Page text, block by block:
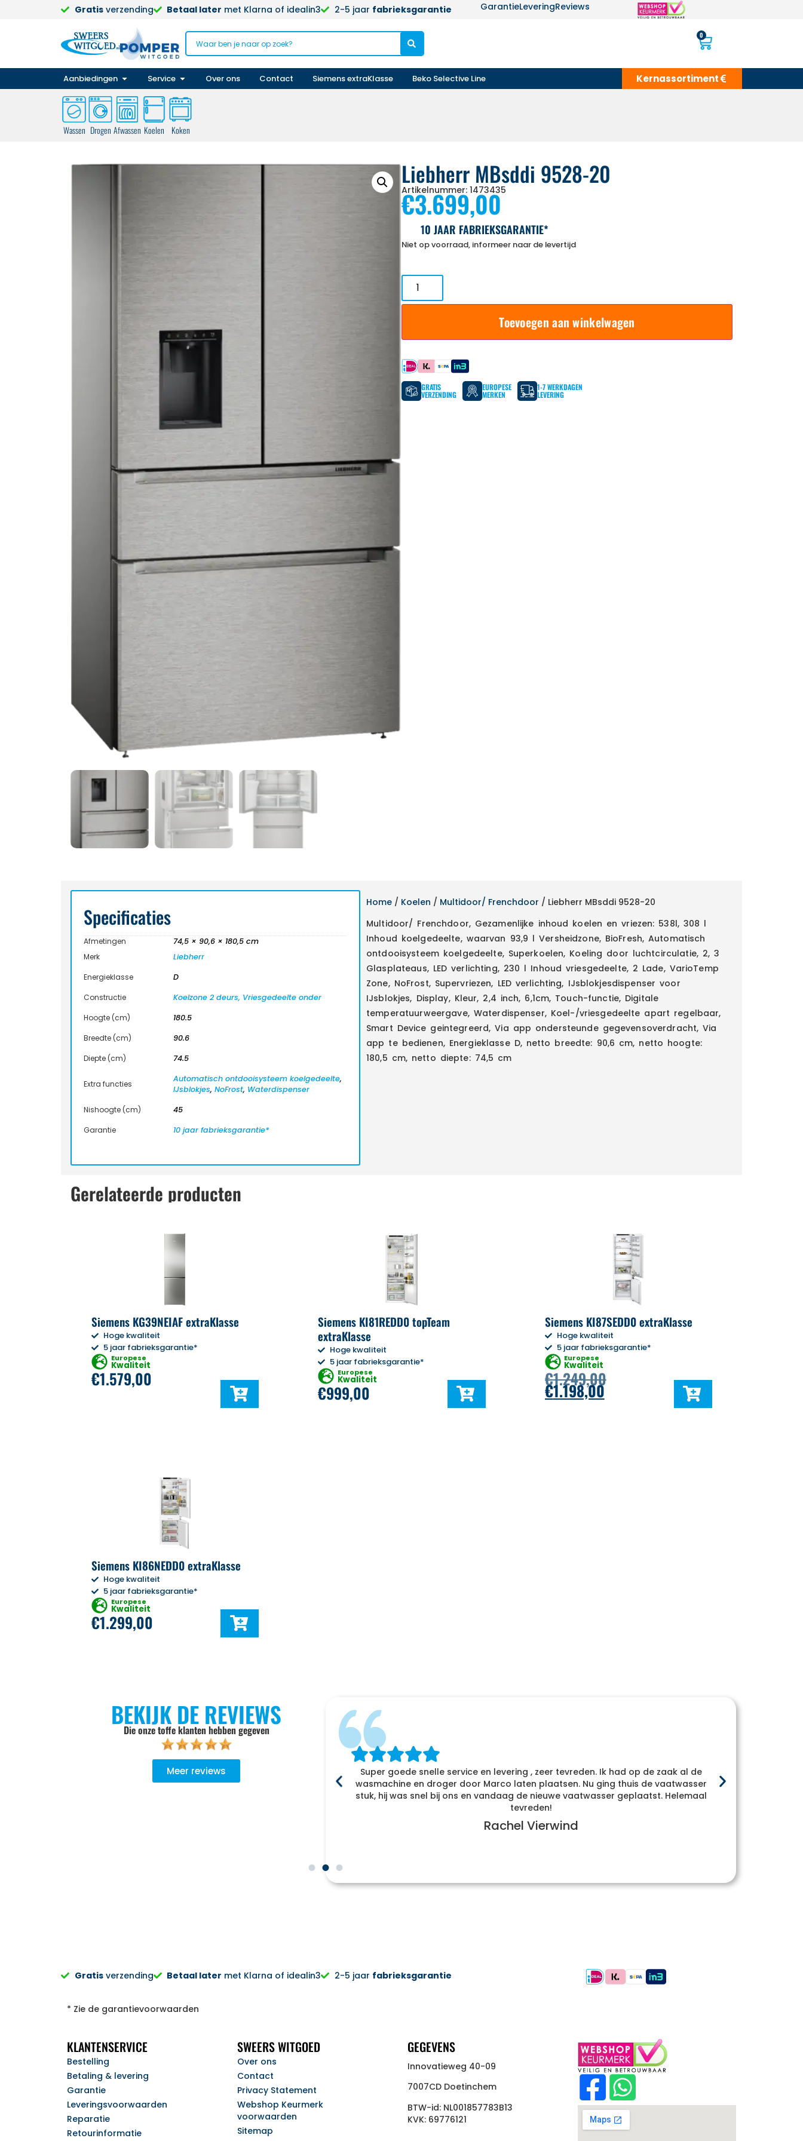
Gratisverzending Betaal later met Klarna of idealin3 2-5 jaar fabrieksgarantie GarantieLeveringReviews
0
Aanbiedingen Service Over ons Contact Siemens extraKlasse Beko Selective Line Kernassortiment
Wassen Drogen Afwassen Koelen Koken
Liebherr MBsddi 9528-20
Artikelnummer: 1473435
€3.699,00
10 JAAR FABRIEKSGARANTIE*
Niet op voorraad, informeer naar de levertijd
Toevoegen aan winkelwagen
Betaal met
GRATIS
VERZENDING
EUROPESE
MERKEN
1-7 WERKDAGEN
LEVERING
Specificaties
Afmetingen
74,5 × 90,6 × 180,5 cm
Merk
Liebherr
Energieklasse
D
Constructie
Koelzone 2 deurs, Vriesgedeelte onder
Hoogte (cm)
180.5
Breedte (cm)
90.6
Diepte (cm)
74.5
Extra functies
Automatisch ontdooisysteem koelgedeelte,
IJsblokjes, NoFrost, Waterdispenser
Nishoogte (cm)
45
Garantie
10 jaar fabrieksgarantie*
Home / Koelen / Multidoor/ Frenchdoor / Liebherr MBsddi 9528-20
Multidoor/ Frenchdoor, Gezamenlijke inhoud koelen en vriezen: 538l, 308 l
Inhoud koelgedeelte, waarvan 93,9 l Versheidzone, BioFresh, Automatisch
ontdooisysteem koelgedeelte, Superkoelen, Koeling door luchtcirculatie, 2, 3
Glasplateaus, LED verlichting, 230 l Inhoud vriesgedeelte, 2 Lade, VarioTemp
Zone, NoFrost, Supervriezen, LED verlichting, IJsblokjesdispenser voor
IJsblokjes, Display, Kleur, 2,4 inch, 6,1cm, Touch-functie, Digitale
temperatuurweergave, Waterdispenser, Koel-/vriesgedeelte apart regelbaar,
Smart Device geintegreerd, Via app ondersteunde gegevensoverdracht, Via
app te bedienen, Energieklasse D, netto breedte: 90,6 cm, netto hoogte:
180,5 cm, netto diepte: 74,5 cm
Gerelateerde producten
Siemens KG39NEIAF extraKlasse
Hoge kwaliteit
5 jaar fabrieksgarantie*
Europese
Kwaliteit
€1.579,00
Siemens KI81REDD0 topTeam
extraKlasse
Hoge kwaliteit
5 jaar fabrieksgarantie*
Europese
Kwaliteit
€999,00
Siemens KI87SEDD0 extraKlasse
Hoge kwaliteit
5 jaar fabrieksgarantie*
Europese
Kwaliteit
€1.249,00
€1.198,00
Siemens KI86NEDD0 extraKlasse
Hoge kwaliteit
5 jaar fabrieksgarantie*
Europese
Kwaliteit
€1.299,00
BEKIJK DE REVIEWS
Die onze toffe klanten hebben gegeven
Meer reviews
geadviseerd, niet opdringerig, de keuze wordt aan je zelf
Super goede snelle service en levering , zeer tevreden. Ik had op de zaak al de
wasmachine en droger door Marco laten plaatsen. Nu ging thuis de vaatwasser
stuk, hij was snel bij ons en vandaag de nieuwe vaatwasser geplaatst. Helemaal
tevreden!
Rachel Vierwind
Gratisverzending Betaal later met Klarna of idealin3 2-5 jaar fabrieksgarantie
* Zie de garantievoorwaarden
KLANTENSERVICE
Bestelling
Betaling & levering
Garantie
Leveringsvoorwaarden
Reparatie
Retourinformatie
SWEERS WITGOED
Over ons
Contact
Privacy Statement
Webshop Keurmerk
voorwaarden
Sitemap
GEGEVENS
Innovatieweg 40-09
7007CD Doetinchem
BTW-id: NL001857783B13
KVK: 69776121